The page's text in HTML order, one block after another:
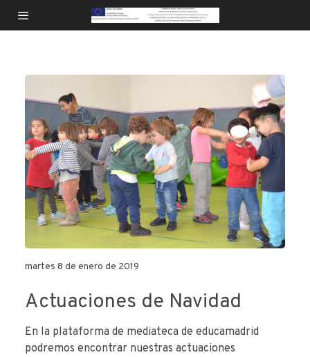
martes 8 de enero de 2019
Actuaciones de Navidad
En la plataforma de mediateca de educamadrid
podremos encontrar nuestras actuaciones